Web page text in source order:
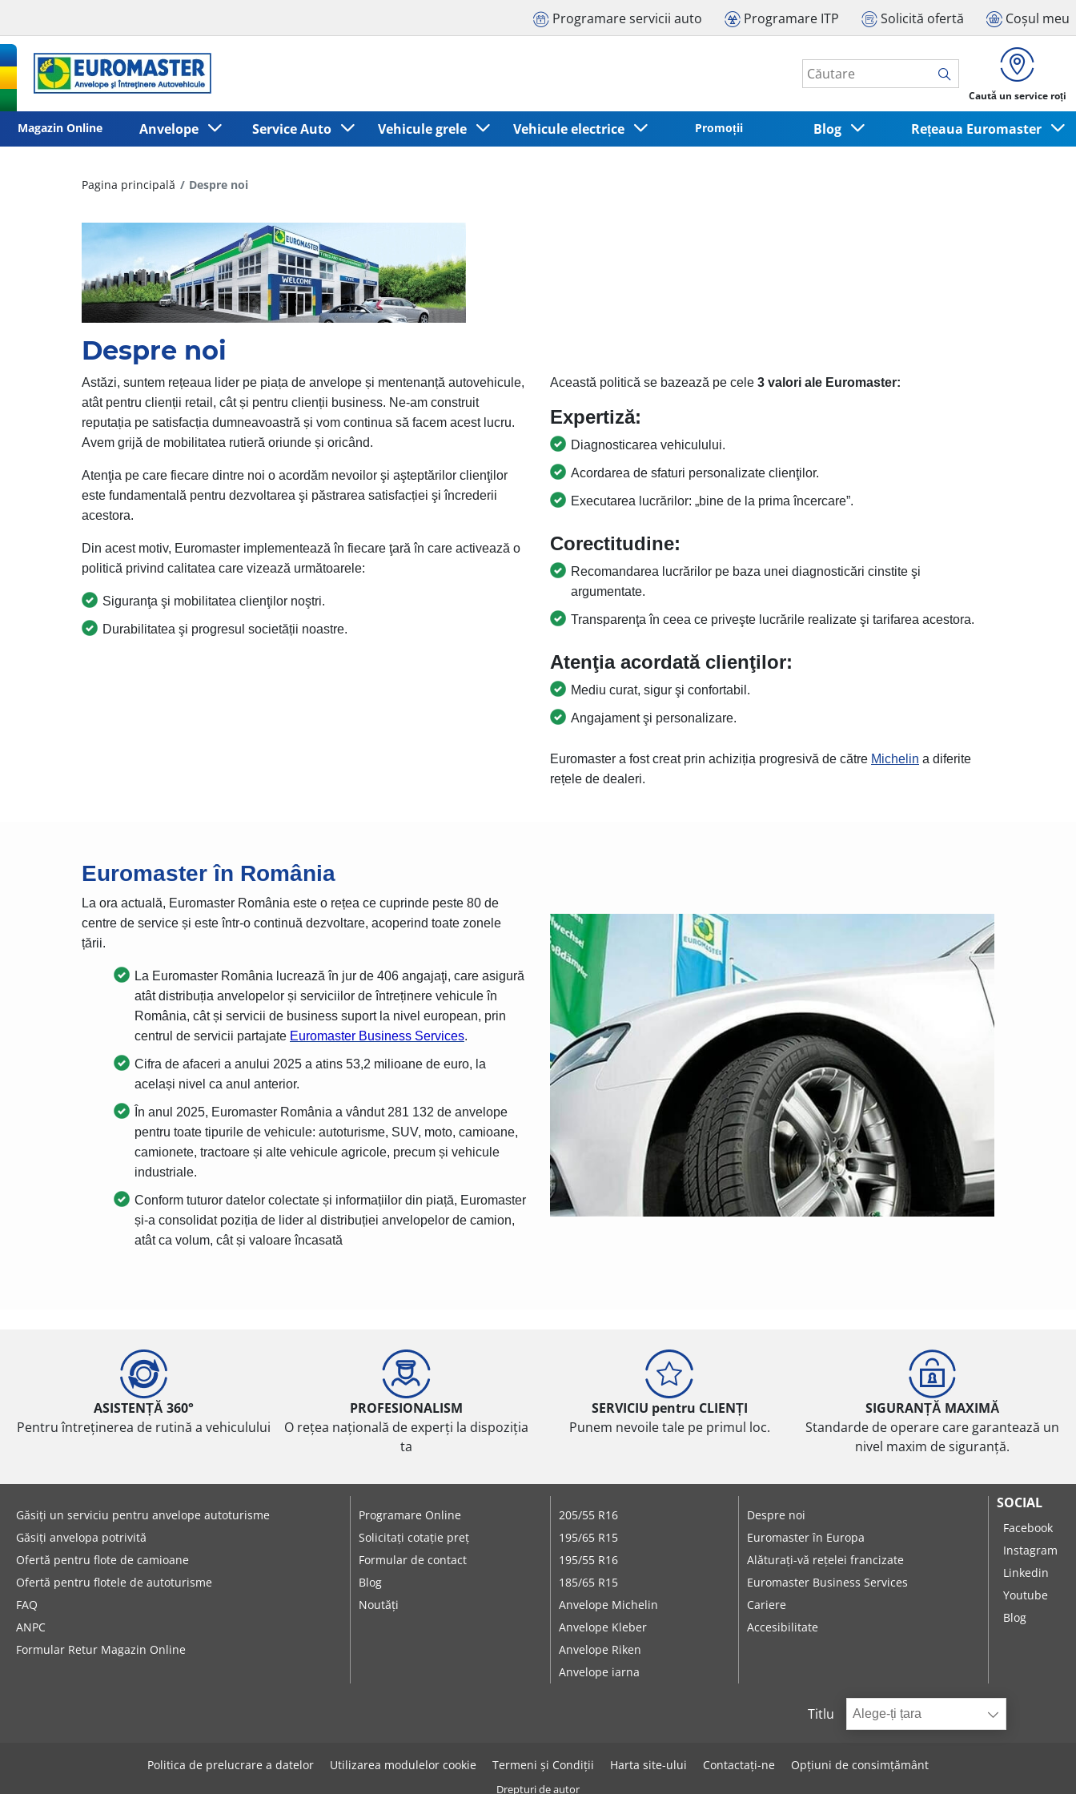
Programare servicii auto Programare ITP Solicită ofertă Coșul meu
Caută un service roți
Magazin Online Anvelope Service Auto Vehicule grele Vehicule electrice Promoții Blog Rețeaua Euromaster
Pagina principală Despre noi
Despre noi
Astăzi, suntem rețeaua lider pe piața de anvelope și mentenanță autovehicule,
atât pentru clienții retail, cât și pentru clienții business. Ne-am construit
reputația pe satisfacția dumneavoastră și vom continua să facem acest lucru.
Avem grijă de mobilitatea rutieră oriunde și oricând.
Atenţia pe care fiecare dintre noi o acordăm nevoilor şi aşteptărilor clienţilor
este fundamentală pentru dezvoltarea şi păstrarea satisfacției şi încrederii
acestora.
Din acest motiv, Euromaster implementează în fiecare ţară în care activează o
politică privind calitatea care vizează următoarele:
Siguranţa şi mobilitatea clienţilor noştri.
Durabilitatea şi progresul societății noastre.
Această politică se bazează pe cele 3 valori ale Euromaster:
Expertiză:
Diagnosticarea vehiculului.
Acordarea de sfaturi personalizate clienţilor.
Executarea lucrărilor: „bine de la prima încercare”.
Corectitudine:
Recomandarea lucrărilor pe baza unei diagnosticări cinstite şi
argumentate.
Transparenţa în ceea ce priveşte lucrările realizate şi tarifarea acestora.
Atenţia acordată clienţilor:
Mediu curat, sigur şi confortabil.
Angajament şi personalizare.
Euromaster a fost creat prin achiziția progresivă de către Michelin a diferite
rețele de dealeri.
Euromaster în România
La ora actuală, Euromaster România este o rețea ce cuprinde peste 80 de
centre de service și este într-o continuă dezvoltare, acoperind toate zonele
țării.
La Euromaster România lucrează în jur de 406 angajaţi, care asigură
atât distribuția anvelopelor și serviciilor de întreținere vehicule în
România, cât și servicii de business suport la nivel european, prin
centrul de servicii partajate Euromaster Business Services.
Cifra de afaceri a anului 2025 a atins 53,2 milioane de euro, la
același nivel ca anul anterior.
În anul 2025, Euromaster România a vândut 281 132 de anvelope
pentru toate tipurile de vehicule: autoturisme, SUV, moto, camioane,
camionete, tractoare și alte vehicule agricole, precum și vehicule
industriale.
Conform tuturor datelor colectate și informațiilor din piață, Euromaster
și-a consolidat poziția de lider al distribuției anvelopelor de camion,
atât ca volum, cât și valoare încasată
ASISTENȚĂ 360°
Pentru întreținerea de rutină a vehiculului
PROFESIONALISM
O rețea națională de experți la dispoziția
ta
SERVICIU pentru CLIENȚI
Punem nevoile tale pe primul loc.
SIGURANȚĂ MAXIMĂ
Standarde de operare care garantează un
nivel maxim de siguranță.
Găsiți un serviciu pentru anvelope autoturisme
Găsiți anvelopa potrivită
Ofertă pentru flote de camioane
Ofertă pentru flotele de autoturisme
FAQ
ANPC
Formular Retur Magazin Online
Programare Online
Solicitați cotație preț
Formular de contact
Blog
Noutăți
205/55 R16
195/65 R15
195/55 R16
185/65 R15
Anvelope Michelin
Anvelope Kleber
Anvelope Riken
Anvelope iarna
Despre noi
Euromaster în Europa
Alăturați-vă rețelei francizate
Euromaster Business Services
Cariere
Accesibilitate
SOCIAL
Facebook
Instagram
Linkedin
Youtube
Blog
Titlu Alege-ți țara
Politica de prelucrare a datelor Utilizarea modulelor cookie Termeni și Condiții Harta site-ului Contactați-ne Opțiuni de consimțământ
Drepturi de autor